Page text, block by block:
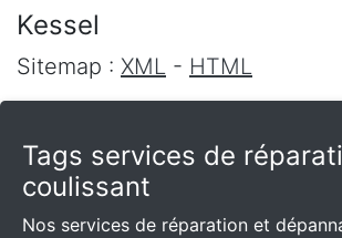
Kessel
Sitemap : XML - HTML
Tags services de
coulissant
Nos services de réparation et